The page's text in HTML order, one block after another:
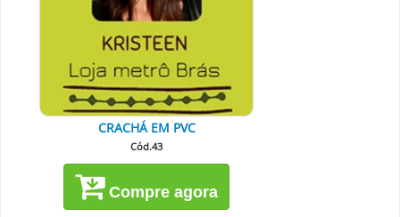
CRACHÁ EM PVC
Cód.43
Compre agora